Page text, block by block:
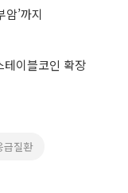
’까지
테이블코인 확장
급질환